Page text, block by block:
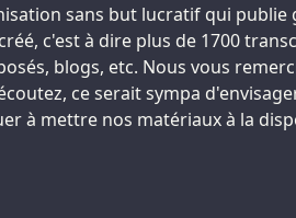
sans but lucratif qui
c'est à dire plus de 1700
blogs, etc. Nous vous
ce serait sympa
à mettre nos matériaux à la